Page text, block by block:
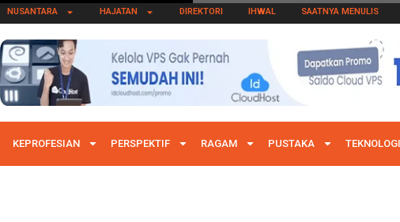
NUSANTARA HAJATAN DIREKTORI IHWAL SAATNYA MENULIS
KEPROFESIAN PERSPEKTIF RAGAM PUSTAKA TEKNOLOGI